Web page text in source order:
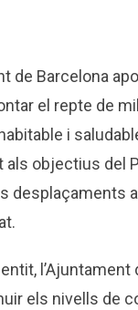
de Barcelona
el repte de
i
objectius del
desplaçaments
els nivells de